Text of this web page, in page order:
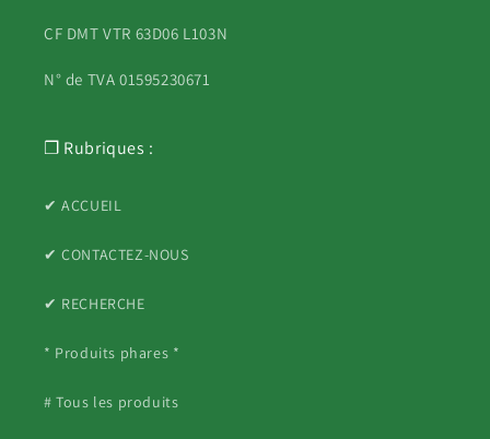
CF DMT VTR 63D06 L103N
N° de TVA 01595230671
❐ Rubriques :
✔ ACCUEIL
✔ CONTACTEZ-NOUS
✔ RECHERCHE
* Produits phares *
# Tous les produits